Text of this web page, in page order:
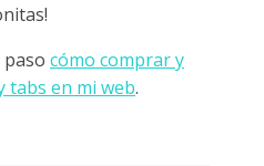
cómo comprar y
tabs en mi web.